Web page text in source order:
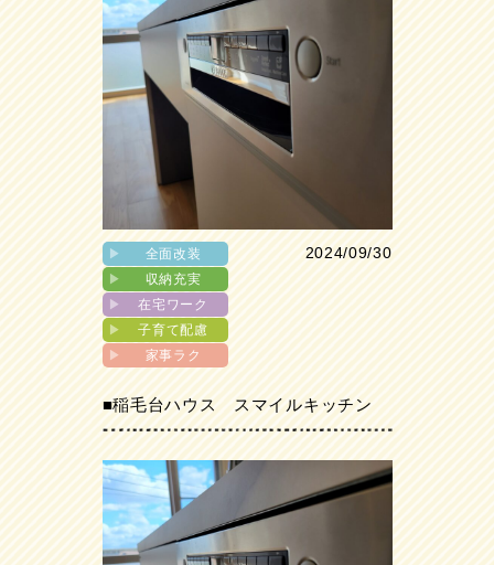
▶︎
全面改装
▶︎
収納充実
▶︎
在宅ワーク
▶︎
子育て配慮
▶︎
家事ラク
2024/09/30
■稲毛台ハウス スマイルキッチン